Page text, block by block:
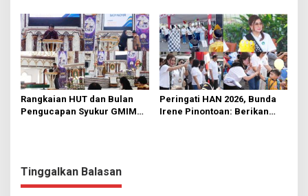
Manado
Rumput
Rangkaian HUT dan Bulan
Pengucapan Syukur GMIM
Peringati HAN 2026, Bunda
Irene Pinontoan: Berikan
Tinggalkan Balasan